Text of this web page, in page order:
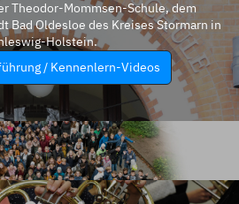
Theodor-Mommsen-Schule, dem
Bad Oldesloe des Kreises Stormarn in
Holstein.
/ Kennenlern-Videos